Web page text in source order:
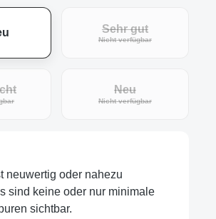
Sehr gut
Nicht verfügbar(Diese Option ist
Option ist zurzeit nicht verfügbar.)
Neu
Nicht verfügbar(Diese Option ist
neuwertig oder nahezu
sind keine oder nur minimale
sichtbar.